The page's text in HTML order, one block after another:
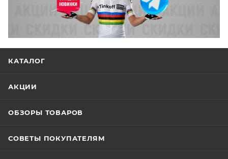
КАТАЛОГ
АКЦИИ
ОБЗОРЫ ТОВАРОВ
СОВЕТЫ ПОКУПАТЕЛЯМ